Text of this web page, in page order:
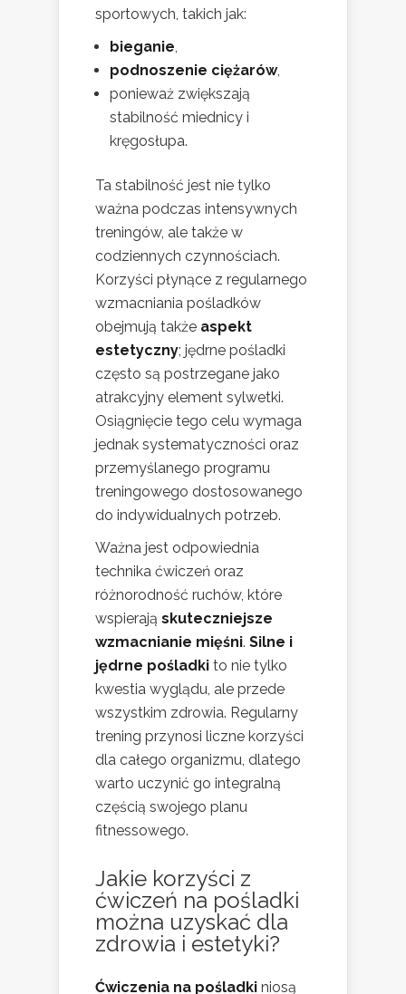
sportowych, takich jak:
bieganie
podnoszenie ciężarów,
ponieważ zwiększają
stabilność miednicy i
kręgosłupa.
Ta stabilność jest nie tylko
ważna podczas intensywnych
treningów, ale także w
codziennych czynnościach.
Korzyści płynące z regularnego
wzmacniania pośladków
obejmują także aspekt
estetyczny; jędrne pośladki
często są postrzegane jako
atrakcyjny element sylwetki.
Osiągnięcie tego celu wymaga
jednak systematyczności oraz
przemyślanego programu
treningowego dostosowanego
do indywidualnych potrzeb.
Ważna jest odpowiednia
technika ćwiczeń oraz
różnorodność ruchów, które
wspierają skuteczniejsze
wzmacnianie mięśni. Silne i
jędrne pośladki to nie tylko
kwestia wyglądu, ale przede
wszystkim zdrowia. Regularny
trening przynosi liczne korzyści
dla całego organizmu, dlatego
warto uczynić go integralną
częścią swojego planu
fitnessowego.
Jakie korzyści z
ćwiczeń na pośladki
można uzyskać dla
zdrowia i estetyki?
Ćwiczenia na pośladki niosą